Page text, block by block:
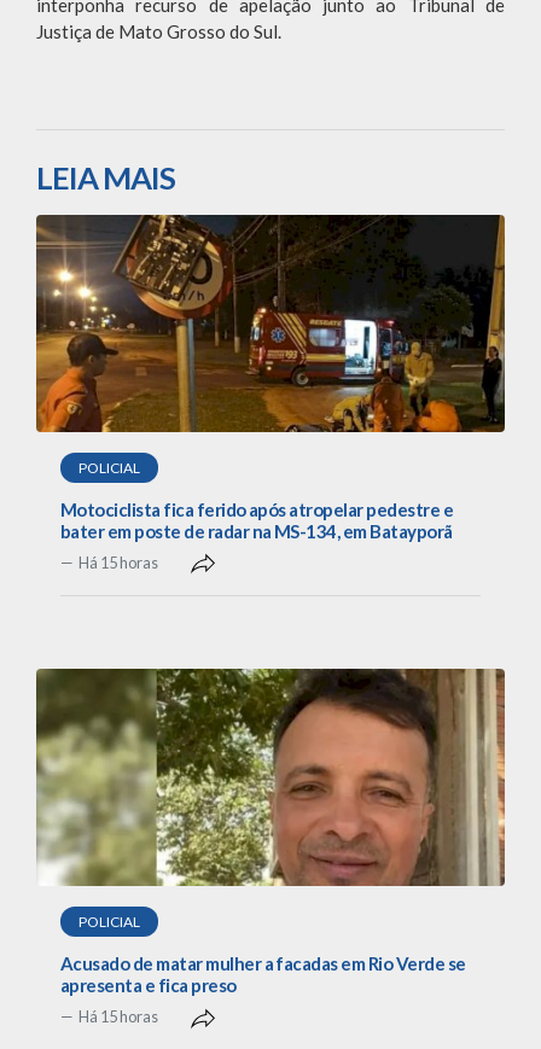
Justiça de Mato Grosso do Sul.
LEIA MAIS
POLICIAL
Motociclista fica ferido após atropelar pedestre e
bater em poste de radar na MS-134, em Batayporã
Há 15 horas
POLICIAL
Acusado de matar mulher a facadas em Rio Verde se
apresenta e fica preso
Há 15 horas